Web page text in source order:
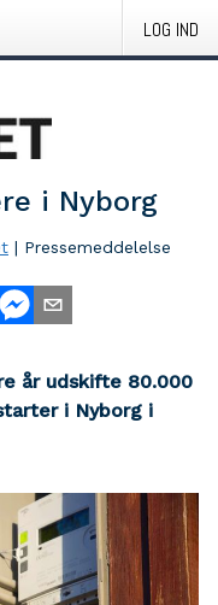
LOG IND
i Nyborg
| Pressemeddelelse
år udskifte 80.000
i Nyborg i